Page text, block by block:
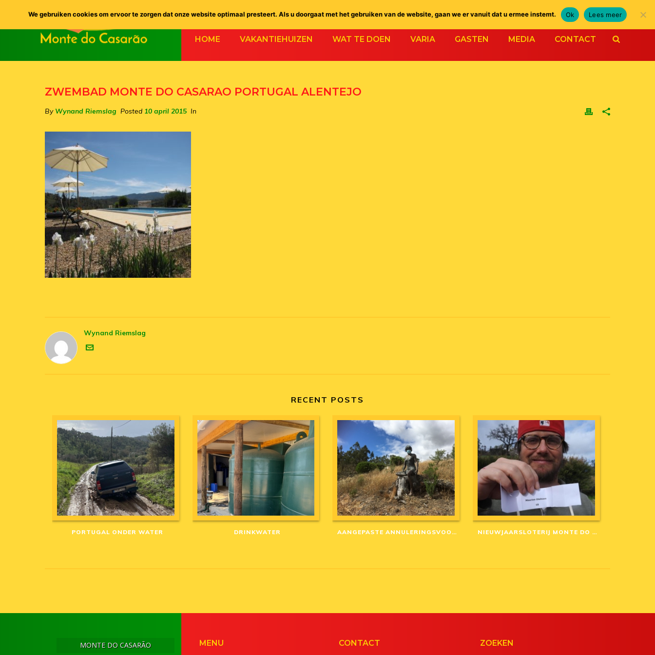
HOME VAKANTIEHUIZEN WAT TE DOEN VARIA GASTEN MEDIA CONTACT
ZWEMBAD MONTE DO CASARAO PORTUGAL ALENTEJO
By Wynand Riemslag Posted 10 april 2015 In
Wynand Riemslag
RECENT POSTS
PORTUGAL ONDER WATER DRINKWATER AANGEPASTE ANNULERINGSVOORWAARDEN IN CORONA-TIJD NIEUWJAARSLOTERIJ MONTE DO CASARÃO: WINNAARS VAN 2020
MONTE DO CASARÃO MENU CONTACT ZOEKEN
We gebruiken cookies om ervoor te zorgen dat onze website optimaal presteert. Als u doorgaat met het gebruiken van de website, gaan we er vanuit dat u ermee instemt. Ok Lees meer